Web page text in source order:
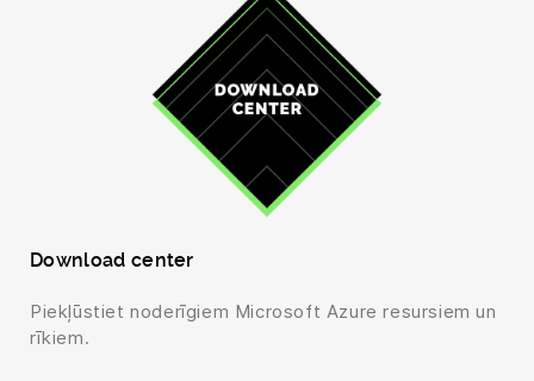
Download center
Piekļūstiet noderīgiem Microsoft Azure resursiem un
rīkiem.